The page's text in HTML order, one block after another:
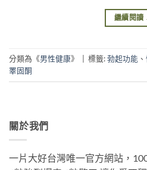
繼續閱讀
分類為《男性健康》 標籤:勃起功能 、
睪固酮
關於我們
一片大好台灣唯一官方網站，